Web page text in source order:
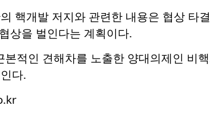
핵개발 저지와 관련한 내용은 협상 타
상을 벌인다는 계획이다.
적인 견해차를 노출한 양대의제인 비
다.